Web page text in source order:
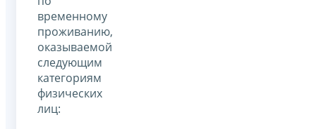
временному
проживанию,
оказываемой
следующим
категориям
физических
лиц: